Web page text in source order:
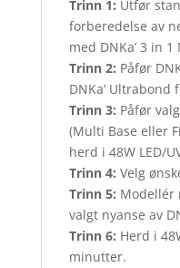
Trinn 1: Utfør
forberedelse av
med DNKa’ 3 in
Trinn 2: Påfør
DNKa’ Ultrabond
Trinn 3: Påfør
(Multi Base eller
herd i 48W LED/
Trinn 4: Velg
Trinn 5: Modellér
valgt nyanse av
Trinn 6: Herd i
minutter.